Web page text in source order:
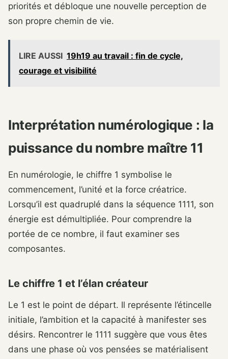
priorités et débloque une nouvelle perception de
son propre chemin de vie.
LIRE AUSSI 19h19 au travail : fin de cycle,
courage et visibilité
Interprétation numérologique : la
puissance du nombre maître 11
En numérologie, le chiffre 1 symbolise le
commencement, l’unité et la force créatrice.
Lorsqu’il est quadruplé dans la séquence 1111, son
énergie est démultipliée. Pour comprendre la
portée de ce nombre, il faut examiner ses
composantes.
Le chiffre 1 et l’élan créateur
Le 1 est le point de départ. Il représente l’étincelle
initiale, l’ambition et la capacité à manifester ses
désirs. Rencontrer le 1111 suggère que vous êtes
dans une phase où vos pensées se matérialisent